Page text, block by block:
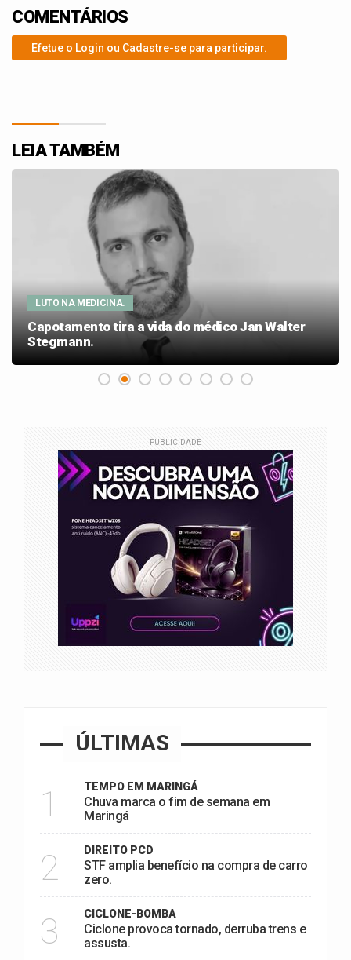
COMENTÁRIOS
Efetue o Login ou Cadastre-se para participar.
LEIA TAMBÉM
LUTO NA MEDICINA.
Capotamento tira a vida do médico Jan Walter
Stegmann.
PUBLICIDADE
ÚLTIMAS
1 TEMPO EM MARINGÁ
Chuva marca o fim de semana em
Maringá
2 DIREITO PCD
STF amplia benefício na compra de carro
zero.
3 CICLONE-BOMBA
Ciclone provoca tornado, derruba trens e
assusta.